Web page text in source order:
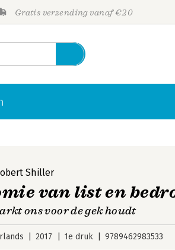
Gratis verzending vanaf €20
Shiller
van list en
ons voor de gek houdt
2017 1e druk 9789462983533
Personen